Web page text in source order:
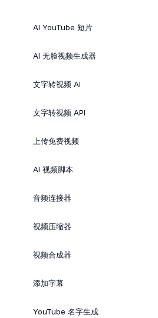
AI YouTube 短片
AI 无脸视频生成器
文字转视频 AI
文字转视频 API
上传免费视频
AI 视频脚本
音频连接器
视频压缩器
视频合成器
添加字幕
YouTube 名字生成